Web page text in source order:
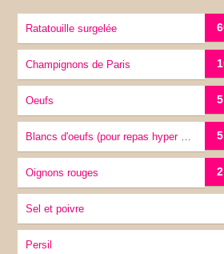
Ratatouille surgelée
Champignons de Paris
Oeufs 5
Blancs d'oeufs (pour repas hyper protéiné) 5
Oignons rouges 2
sel et poivre
Persil